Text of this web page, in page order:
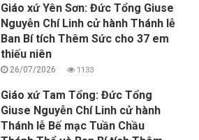
Giáo xứ Yên Sơn: Đức Tổng Giuse
Nguyễn Chí Linh cử hành Thánh lễ
Ban Bí tích Thêm Sức cho 37 em
thiếu niên
26/07/2026 1133
Giáo xứ Tam Tổng: Đức Tổng
Giuse Nguyễn Chí Linh cử hành
Thánh lễ Bế mạc Tuần Chầu